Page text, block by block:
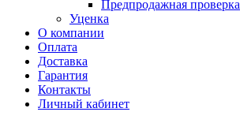
Предпродажная проверка
Уценка
О компании
Оплата
Доставка
Гарантия
Контакты
Личный кабинет